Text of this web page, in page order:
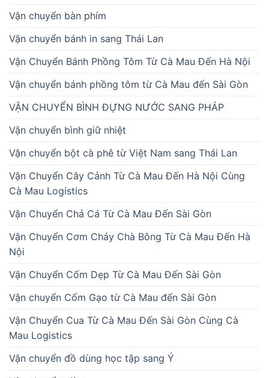
Vận chuyển bàn phím
Vận chuyển bánh in sang Thái Lan
Vận Chuyển Bánh Phồng Tôm Từ Cà Mau Đến Hà Nội
Vận chuyển bánh phồng tôm từ Cà Mau đến Sài Gòn
VẬN CHUYỂN BÌNH ĐỰNG NƯỚC SANG PHÁP
Vận chuyển bình giữ nhiệt
Vận chuyển bột cà phê từ Việt Nam sang Thái Lan
Vận Chuyển Cây Cảnh Từ Cà Mau Đến Hà Nội Cùng
Cà Mau Logistics
Vận Chuyển Chả Cá Từ Cà Mau Đến Sài Gòn
Vận Chuyển Cơm Cháy Chà Bông Từ Cà Mau Đến Hà
Nội
Vận Chuyển Cốm Dẹp Từ Cà Mau Đến Sài Gòn
Vận chuyển Cốm Gạo từ Cà Mau đến Sài Gòn
Vận Chuyển Cua Từ Cà Mau Đến Sài Gòn Cùng Cà
Mau Logistics
Vận chuyển đồ dùng học tập sang Ý